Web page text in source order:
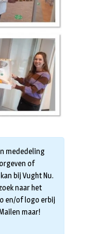
mededeling
of
bij Vught Nu.
naar het
en/of logo erbij
maar!